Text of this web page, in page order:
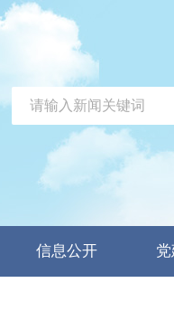
信息公开